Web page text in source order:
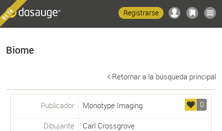
Registrarse
Biome
Retornar a la búsqueda principal
0
Publicador Monotype Imaging
Dibujante Carl Crossgrove